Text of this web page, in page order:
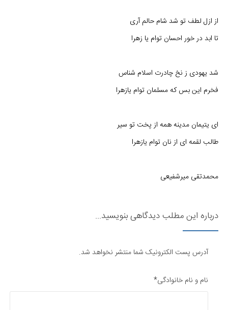
از ازل لطف تو شد شام حالم آری
تا ابد در خور احسان توام یا زهرا
شد یهودی ز نخ چادرت اسلام شناس
فخرم این بس که مسلمان توام یازهرا
ای یتیمان مدینه همه از پخت تو سیر
طالب لقمه ای از نان توام یازهرا
محمدتقی میرشفیعی
درباره این مطلب دیدگاهی بنویسید...
آدرس پست الکترونیک شما منتشر نخواهد شد.
نام و نام خانوادگی*